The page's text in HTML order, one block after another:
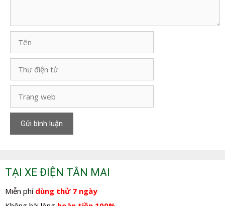
điện
tử
web
TẠI XE ĐIỆN TÂN MAI
Miễn phí dùng thử 7 ngày